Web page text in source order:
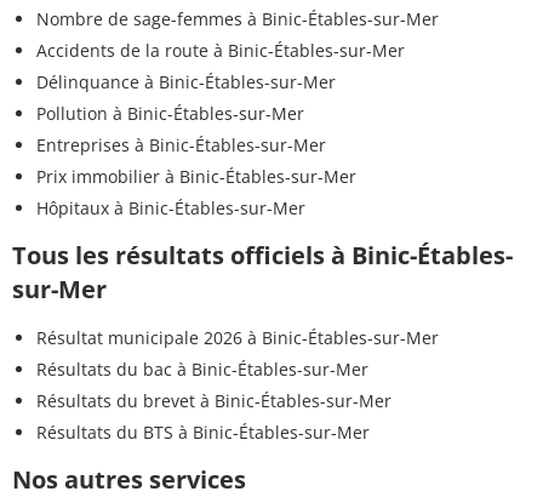
Nombre de sage-femmes à Binic-Étables-sur-Mer
Accidents de la route à Binic-Étables-sur-Mer
Délinquance à Binic-Étables-sur-Mer
Pollution à Binic-Étables-sur-Mer
Entreprises à Binic-Étables-sur-Mer
Prix immobilier à Binic-Étables-sur-Mer
Hôpitaux à Binic-Étables-sur-Mer
Tous les résultats officiels à Binic-Étables-
sur-Mer
Résultat municipale 2026 à Binic-Étables-sur-Mer
Résultats du bac à Binic-Étables-sur-Mer
Résultats du brevet à Binic-Étables-sur-Mer
Résultats du BTS à Binic-Étables-sur-Mer
Nos autres services